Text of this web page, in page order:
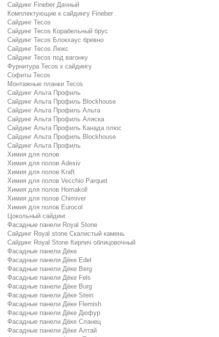
Сайдинг Fineber Дачный
Комплектующие к сайдингу Fineber
Сайдинг Tecos
Сайдинг Tecos Корабельный брус
Сайдинг Tecos Блокхаус бревно
Сайдинг Tecos Люкс
Сайдинг Tecos под вагонку
Фурнитура Tecos к сайдингу
Софиты Tecos
Монтажные планки Tecos
Сайдинг Альта Профиль
Сайдинг Альта Профиль Blockhouse
Сайдинг Альта Профиль Альта
Сайдинг Альта Профиль Аляска
Сайдинг Альта Профиль Канада плюс
Сайдинг Альта Профиль Blockhouse
Сайдинг Альта Профиль
Химия для полов
Химия для полов Adesiv
Химия для полов Kraft
Химия для полов Vecchio Parquet
Химия для полов Homakoll
Химия для полов Chimiver
Химия для полов Eurocol
Цокольный сайдинг.
Фасадные панели Royal Stone
Сайдинг Royal stone Скалистый камень
Сайдинг Royal Stone Кирпич облицовочный
Фасадные панели Дёке
Фасадные панели Дёке Edel
Фасадные панели Дёке Berg
Фасадные панели Дёке Fels
Фасадные панели Дёке Burg
Фасадные панели Дёке Stein
Фасадные панели Дёке Flemish
Фасадные панели Дёке Дюфур
Фасадные панели Дёке Сланец
Фасадные панели Дёке Алтай